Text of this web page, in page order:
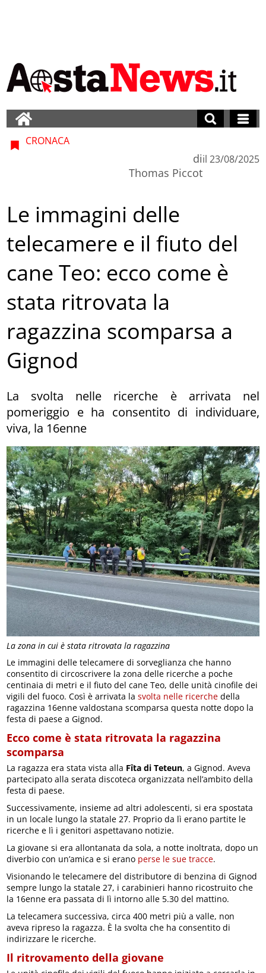
La zona in cui è stata ritrovata la ragazzina
CRONACA
di
Thomas Piccot
il 23/08/2025
Le immagini delle
telecamere e il fiuto del
cane Teo: ecco come è
stata ritrovata la
ragazzina scomparsa a
Gignod
La svolta nelle ricerche è arrivata nel
pomeriggio e ha consentito di individuare,
viva, la 16enne
Le immagini delle telecamere di sorveglianza che hanno
consentito di circoscrivere la zona delle ricerche a poche
centinaia di metri e il fiuto del cane Teo, delle unità cinofile dei
vigili del fuoco. Così è arrivata lasvolta nelle ricerche della
ragazzina 16enne valdostana scomparsa questa notte dopo la
festa di paese a Gignod.
Ecco come è stata ritrovata la ragazzina
scomparsa
La ragazza era stata vista alla Fîta di Teteun, a Gignod. Aveva
partecipato alla serata discoteca organizzata nell’ambito della
festa di paese.
Successivamente, insieme ad altri adolescenti, si era spostata
in un locale lungo la statale 27. Proprio da lì erano partite le
ricerche e lì i genitori aspettavano notizie.
La giovane si era allontanata da sola, a notte inoltrata, dopo un
diverbio con un’amica e si erano perse le sue tracce.
Visionando le telecamere del distributore di benzina di Gignod
sempre lungo la statale 27, i carabinieri hanno ricostruito che
la 16enne era passata di lì intorno alle 5.30 del mattino.
La telecamera successiva, circa 400 metri più a valle, non
aveva ripreso la ragazza. È la svolta che ha consentito di
indirizzare le ricerche.
Il ritrovamento della giovane